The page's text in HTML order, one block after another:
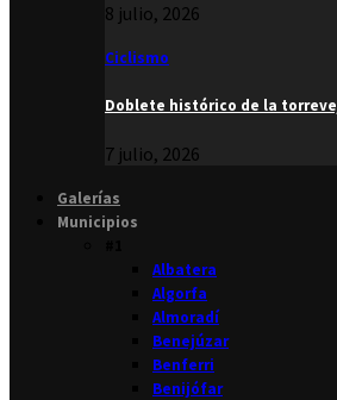
8 julio, 2026
Ciclismo
Doblete histórico de la
7 julio, 2026
Galerías
Municipios
Albatera
Algorfa
Almoradí
Benejúzar
Benferri
Benijófar